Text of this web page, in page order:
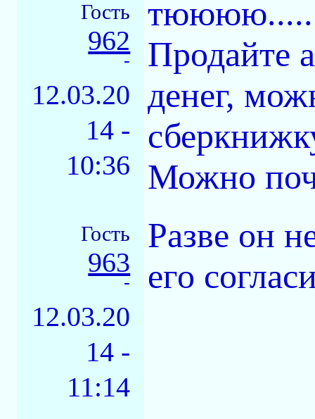
Гость
962
-
12.03.20
14 -
10:36
Продайте
денег,
Можно
Гость
963
-
12.03.20
14 -
11:14
Разве он
его